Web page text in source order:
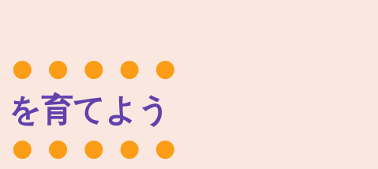
育てよう